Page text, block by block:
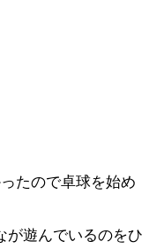
たので卓球を始め
が遊んでいるのをひ